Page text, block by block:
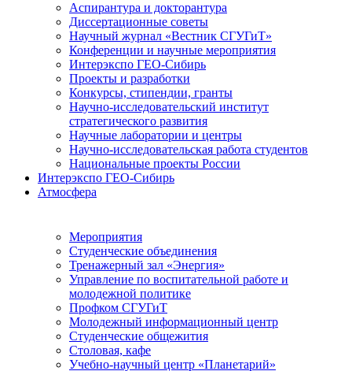
Аспирантура и докторантура
Диссертационные советы
Научный журнал «Вестник СГУГиТ»
Конференции и научные мероприятия
Интерэкспо ГЕО-Сибирь
Проекты и разработки
Конкурсы, стипендии, гранты
Научно-исследовательский институт
стратегического развития
Научные лаборатории и центры
Научно-исследовательская работа студентов
Национальные проекты России
Интерэкспо ГЕО-Сибирь
Атмосфера
Мероприятия
Студенческие объединения
Тренажерный зал «Энергия»
Управление по воспитательной работе и
молодежной политике
Профком СГУГиТ
Молодежный информационный центр
Студенческие общежития
Столовая, кафе
Учебно-научный центр «Планетарий»